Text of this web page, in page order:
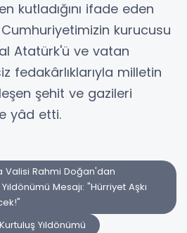
kutladığını ifade eden
kurucusu
Atatürk'ü ve vatan
fedakârlıklarıyla milletin
şehit ve gazileri
yâd etti.
Valisi Rahmi Doğan'dan
Mesajı: "Hürriyet Aşkı
Yıldönümü